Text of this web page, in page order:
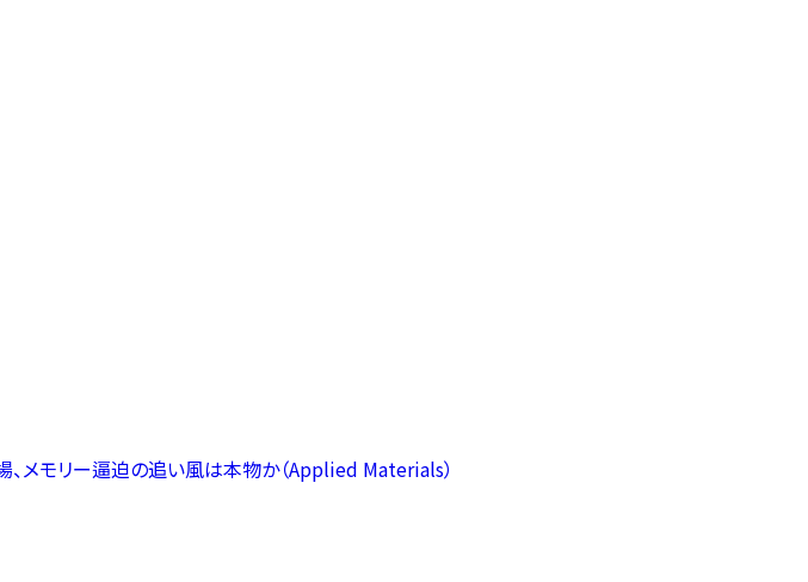
メモリー逼迫の追い風は本物か（Applied Materials）